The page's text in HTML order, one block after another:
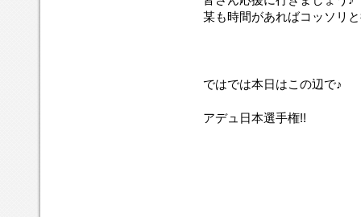
某も時間があればコッソリ
ではでは本日はこの辺で♪
アデュ日本選手権!!